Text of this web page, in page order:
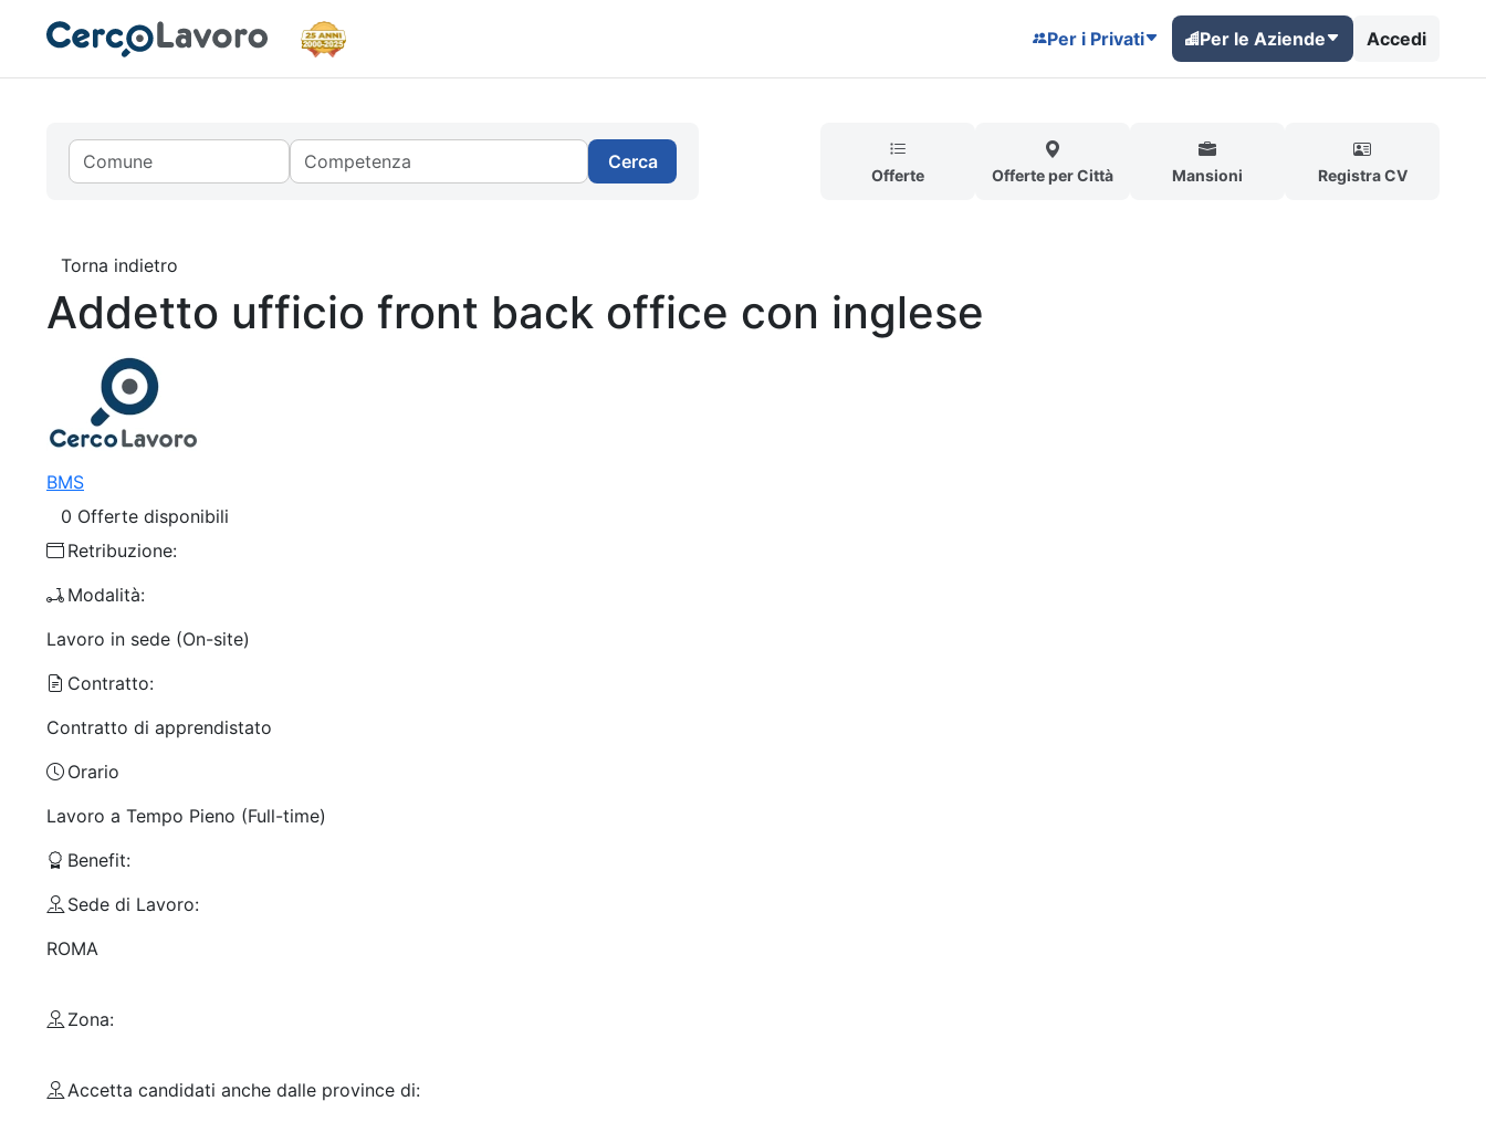
Per i Privati Per le Aziende Accedi
Cerca
Offerte Offerte per Città Mansioni Registra CV
Torna indietro
Addetto ufficio front back office con inglese
BMS
0 Offerte disponibili
Retribuzione:
Modalità:
Lavoro in sede (On-site)
Contratto:
Contratto di apprendistato
Orario
Lavoro a Tempo Pieno (Full-time)
Benefit:
Sede di Lavoro:
ROMA
Zona:
Accetta candidati anche dalle province di: